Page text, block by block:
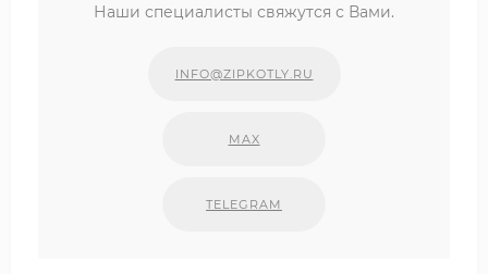
Наши специалисты свяжутся с Вами.
INFO@ZIPKOTLY.RU
MAX
TELEGRAM